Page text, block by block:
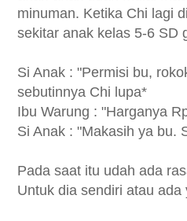
minuman. Ketika Chi lagi
sekitar anak kelas 5-6 SD
Si Anak : "Permisi bu,
sebutinnya Chi lupa*
Ibu Warung : "Harganya
Si Anak : "Makasih ya bu.
Pada saat itu udah ada
Untuk dia sendiri atau ada